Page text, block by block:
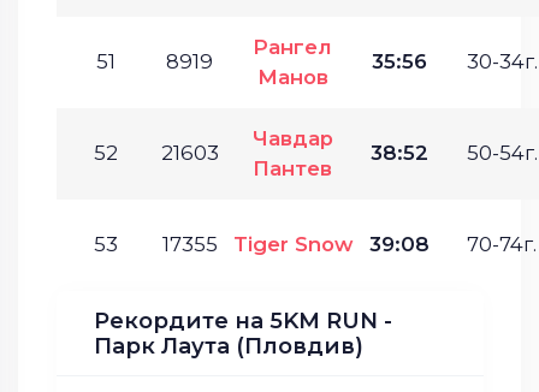
51 8919
Рангел
Манов
35:56 30-34г.
52 21603
Чавдар
Пантев
38:52 50-54г.
53 17355 Tiger Snow 39:08 70-74г.
Рекордите на 5KM RUN -
Парк Лаута (Пловдив)